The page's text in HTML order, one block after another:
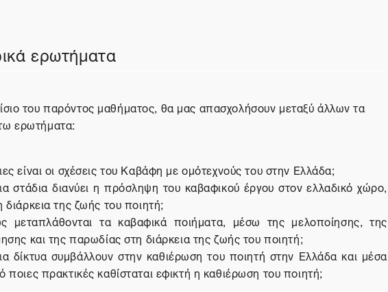
ερωτήματα
του παρόντος μαθήματος, θα μας απασχολήσουν μεταξύ άλλων τα
ερωτήματα:
είναι οι σχέσεις του Καβάφη με ομότεχνούς του στην Ελλάδα;
στάδια διανύει η πρόσληψη του καβαφικού έργου στον ελλαδικό χώρο,
διάρκεια της ζωής του ποιητή;
μεταπλάθονται τα καβαφικά ποιήματα, μέσω της μελοποίησης, της
και της παρωδίας στη διάρκεια της ζωής του ποιητή;
δίκτυα συμβάλλουν στην καθιέρωση του ποιητή στην Ελλάδα και μέσα
ποιες πρακτικές καθίσταται εφικτή η καθιέρωση του ποιητή;